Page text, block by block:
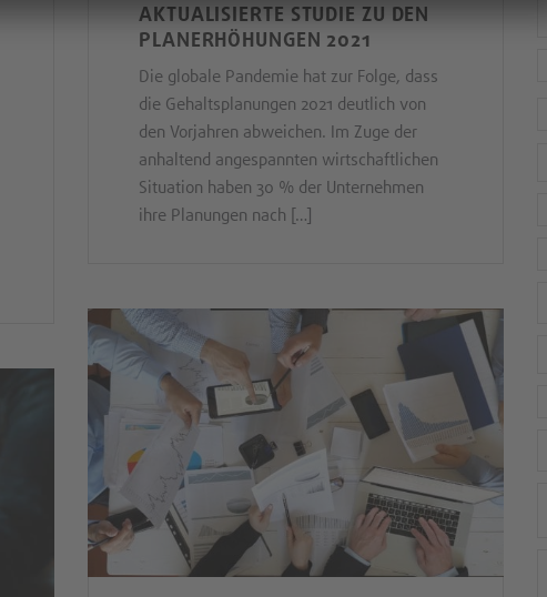
AKTUALISIERTE STUDIE ZU DEN
PLANERHÖHUNGEN 2021
Die globale Pandemie hat zur Folge, dass
die Gehaltsplanungen 2021 deutlich von
den Vorjahren abweichen. Im Zuge der
anhaltend angespannten wirtschaftlichen
Situation haben 30 % der Unternehmen
ihre Planungen nach […]